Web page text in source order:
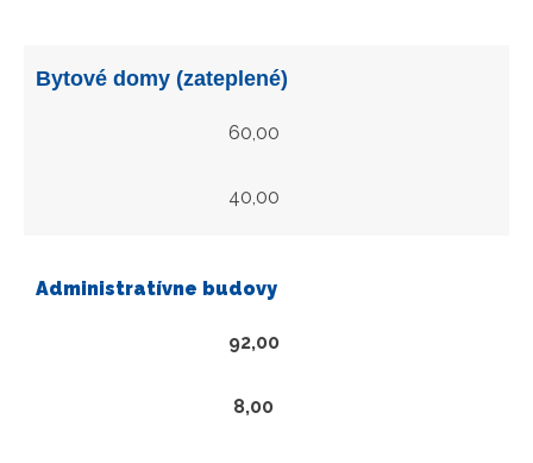
Bytové domy (zateplené)
60,00
40,00
Administratívne budovy
92,00
8,00